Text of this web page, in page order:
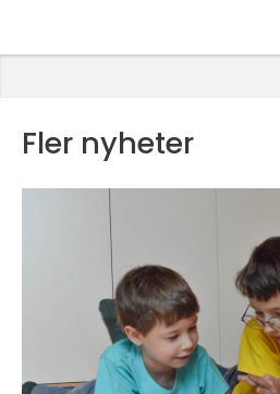
Fler nyheter